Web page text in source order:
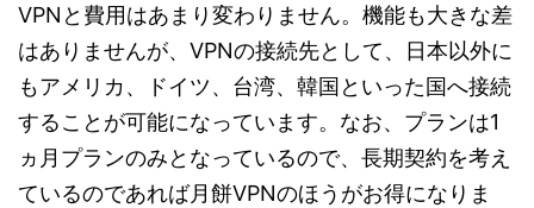
VPNと費用はあまり変わりません。機能も大きな差
はありませんが、VPNの接続先として、日本以外に
もアメリカ、ドイツ、台湾、韓国といった国へ接続
することが可能になっています。なお、プランは1
ヵ月プランのみとなっているので、長期契約を考え
ているのであれば月餅VPNのほうがお得になりま